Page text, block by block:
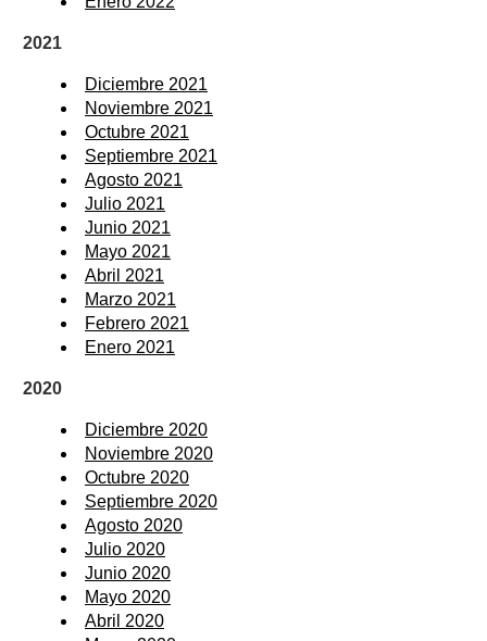
2021
Diciembre 2021
Noviembre 2021
Octubre 2021
Septiembre 2021
Agosto 2021
Julio 2021
Junio 2021
Mayo 2021
Abril 2021
Marzo 2021
Febrero 2021
Enero 2021
2020
Diciembre 2020
Noviembre 2020
Octubre 2020
Septiembre 2020
Agosto 2020
Julio 2020
Junio 2020
Mayo 2020
Abril 2020